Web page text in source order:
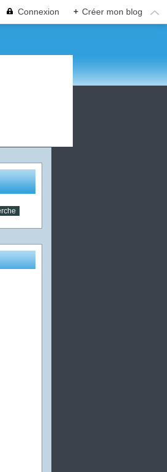
Connexion + Créer mon blog